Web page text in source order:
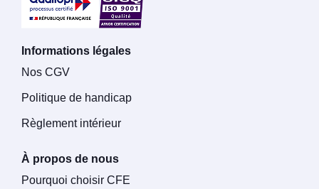
Informations légales
Nos CGV
Politique de handicap
Règlement intérieur
À propos de nous
Pourquoi choisir CFE